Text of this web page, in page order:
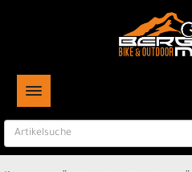
TOGGLE NAVIGATION